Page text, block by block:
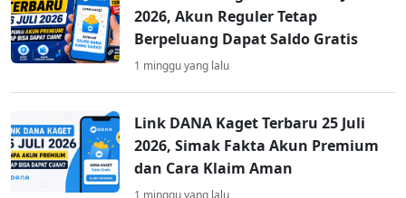
2026, Akun Reguler Tetap
Berpeluang Dapat Saldo Gratis
1 minggu yang lalu
Link DANA Kaget Terbaru 25 Juli
2026, Simak Fakta Akun Premium
dan Cara Klaim Aman